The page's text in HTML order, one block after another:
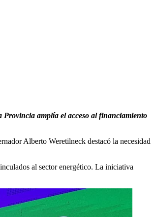
Provincia amplía el acceso al financiamiento
Alberto Weretilneck destacó la necesidad
al sector energético. La iniciativa